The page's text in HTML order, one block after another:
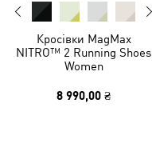
Кросівки MagMax
NITRO™ 2 Running Shoes
Women
8 990,00 ₴